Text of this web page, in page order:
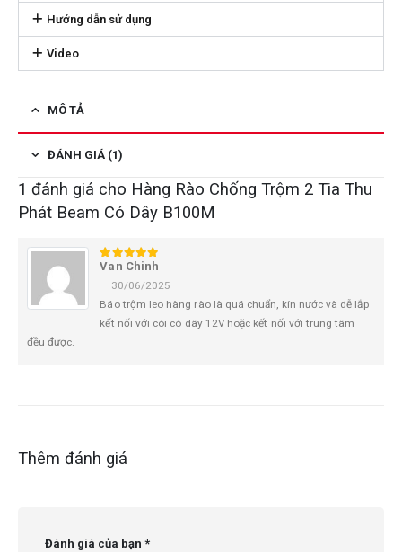
Hướng dẫn sử dụng
Video
MÔ TẢ
ĐÁNH GIÁ (1)
1 đánh giá cho Hàng Rào Chống Trộm 2 Tia Thu
Phát Beam Có Dây B100M
5trên 5
Van Chinh
– 30/06/2025
Báo trộm leo hàng rào là quá chuẩn, kín nước và dễ lắp
kết nối với còi có dây 12V hoặc kết nối với trung tâm
đều được.
Thêm đánh giá
Đánh giá của bạn *